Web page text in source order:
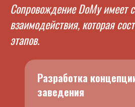
Сопровождение DoMy имеет
взаимодействия, которая
этапов.
Разработка
заведения